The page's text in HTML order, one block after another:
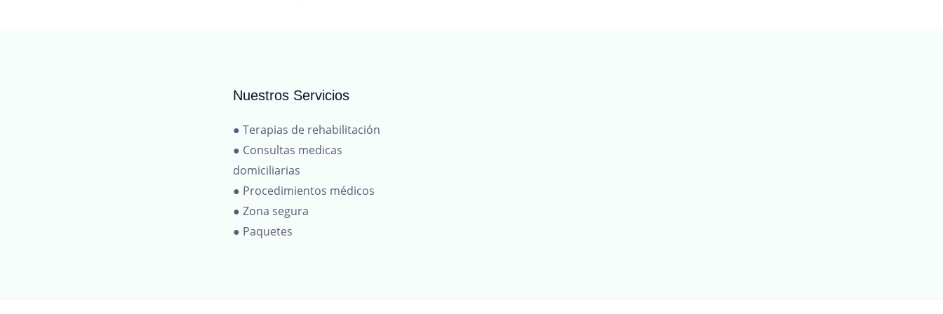
Nuestros Servicios
● Terapias de rehabilitación
● Consultas medicas
domiciliarias
● Procedimientos médicos
● Zona segura
● Paquetes